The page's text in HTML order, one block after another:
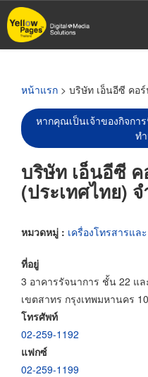
ข้าม
ไป
หน้าแรก > บริษัท เอ็นอีซี คอ
หากคุณเป็นเจ้าของกิจกา
ท
บริษัท เอ็นอีซี
(ประเทศไทย)
หมวดหมู่ : เครื่องโทรสารแล
ที่อยู่
3 อาคารรัจนาการ ชั้น 22 แ
เขตสาทร กรุงเทพมหานคร
โทรศัพท์
02-259-1192
แฟกซ์
02-259-1199